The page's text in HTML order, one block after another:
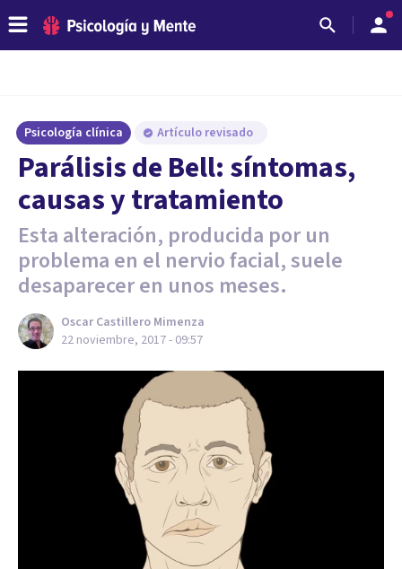
Psicología clínica Artículo revisado
Parálisis de Bell: síntomas,
causas y tratamiento
Esta alteración, producida por un
problema en el nervio facial, suele
desaparecer en unos meses.
Oscar Castillero Mimenza
22 noviembre, 2017 - 09:57